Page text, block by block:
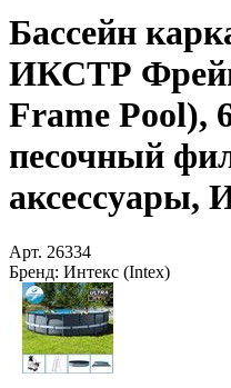
Бассейн
ИКСТР
Frame Pool),
песочный
аксессуары,
Арт. 26334
Бренд: Интекс (Intex)